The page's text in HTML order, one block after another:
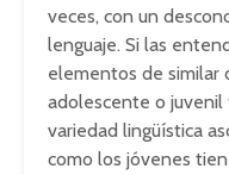
veces, con un
lenguaje. Si las
elementos de similar
adolescente o
variedad lingüística
como los jóvenes